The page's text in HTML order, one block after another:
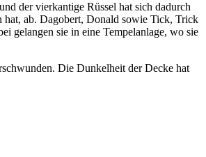
der vierkantige Rüssel hat sich dadurch
hat, ab. Dagobert, Donald sowie Tick, Trick
gelangen sie in eine Tempelanlage, wo sie
Die Dunkelheit der Decke hat